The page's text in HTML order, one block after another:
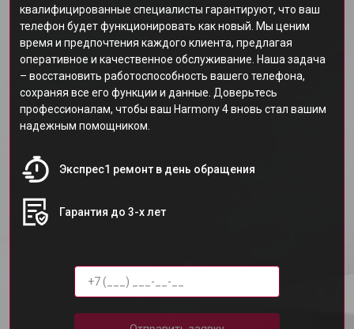
квалифицированные специалисты гарантируют, что ваш
телефон будет функционировать как новый. Мы ценим
время и предпочтения каждого клиента, предлагая
оперативное и качественное обслуживание. Наша задача
– восстановить работоспособность вашего телефона,
сохраняя все его функции и данные. Доверьтесь
профессионалам, чтобы ваш Harmony 4 вновь стал вашим
надежным помощником.
Экспрес1 ремонт в день обращения
Гарантия до 3-х лет